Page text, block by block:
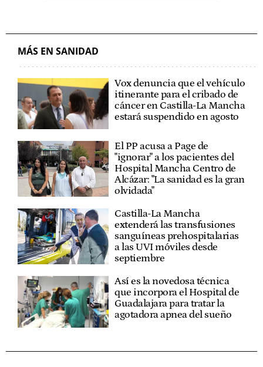
MÁS EN SANIDAD
Vox denuncia que el vehículo
itinerante para el cribado de
cáncer en Castilla-La Mancha
estará suspendido en agosto
El PP acusa a Page de
"ignorar" a los pacientes del
Hospital Mancha Centro de
Alcázar: "La sanidad es la gran
olvidada"
Castilla-La Mancha
extenderá las transfusiones
sanguíneas prehospitalarias
a las UVI móviles desde
septiembre
Así es la novedosa técnica
que incorpora el Hospital de
Guadalajara para tratar la
agotadora apnea del sueño